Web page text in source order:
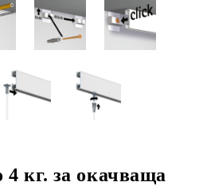
4 кг. за окачваща